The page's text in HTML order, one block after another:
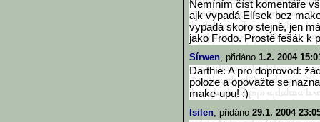
Nemíním číst komentáře
ajk vypadá Elísek bez
vypadá skoro stejně, jen
jako Frodo. Prostě fešák k
Sírwen, přidáno 1.2. 2004
Darthie: A pro doprovod:
poloze a opovažte se
make-upu! :)
Isilen, přidáno 29.1. 2004